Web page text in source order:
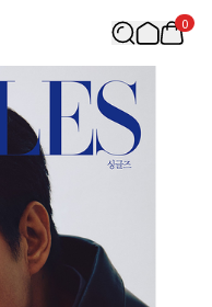
0